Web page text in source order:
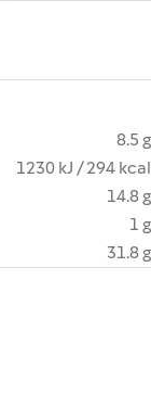
8.5 g
1230 kJ / 294 kcal
14.8 g
1 g
31.8 g